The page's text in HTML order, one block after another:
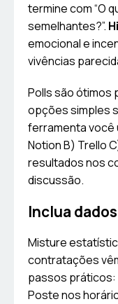
termine com “O
semelhantes?”.
emocional e
vivências
Polls são ótimos
opções simples
ferramenta você
Notion B) Trello
resultados nos
discussão.
Inclua
Misture
contratações
passos práticos:
Poste nos